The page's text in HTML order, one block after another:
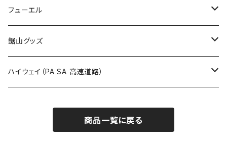
ROUTE 700～799号線
ROUTE 600～699号線
ROUTE 700～799号線
茨城県
栃木県
群馬県
撮影禁止
ホテルキーホルダー
たばこ・禁煙ステッカー
フューエル
ステッカー
鋸山グッズ
Tシャツ
ハイウェイ（PA SA 高速道路）
商品一覧に戻る